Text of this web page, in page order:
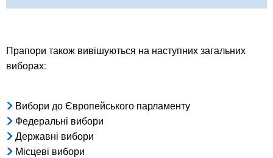
Прапори також вивішуються на наступних загальних
виборах:
Вибори до Європейського парламенту
Федеральні вибори
Державні вибори
Місцеві вибори